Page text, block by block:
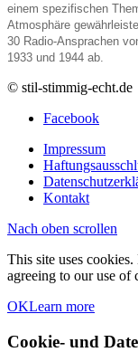
einem spezifischen
Atmosphäre
30 Radio-Ansprachen
1933 und 1944 ab.
© stil-stimmig-echt.de
Facebook
Impressum
Kontakt
Nach oben scrollen
This site uses
agreeing to our use of
OKLearn more
Cookie- und